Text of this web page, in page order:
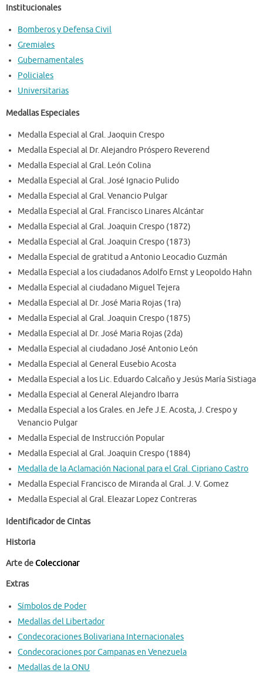
Institucionales
Bomberos y Defensa Civil
Gremiales
Gubernamentales
Policiales
Universitarias
Medallas Especiales
Medalla Especial al Gral. Jaoquin Crespo
Medalla Especial al Dr. Alejandro Próspero Reverend
Medalla Especial al Gral. León Colina
Medalla Especial al Gral. José Ignacio Pulido
Medalla Especial al Gral. Venancio Pulgar
Medalla Especial al Gral. Francisco Linares Alcántar
Medalla Especial al Gral. Joaquin Crespo (1872)
Medalla Especial al Gral. Joaquin Crespo (1873)
Medalla Especial de gratitud a Antonio Leocadio Guzmán
Medalla Especial a los ciudadanos Adolfo Ernst y Leopoldo Hahn
Medalla Especial al ciudadano Miguel Tejera
Medalla Especial al Dr. José Maria Rojas (1ra)
Medalla Especial al Gral. Joaquin Crespo (1875)
Medalla Especial al Dr. José Maria Rojas (2da)
Medalla Especial al ciudadano José Antonio León
Medalla Especial al General Eusebio Acosta
Medalla Especial a los Lic. Eduardo Calcaño y Jesús María Sistiaga
Medalla Especial al General Alejandro Ibarra
Medalla Especial a los Grales. en Jefe J.E. Acosta, J. Crespo y
Venancio Pulgar
Medalla Especial de Instrucción Popular
Medalla Especial al Gral. Joaquin Crespo (1884)
Medalla de la Aclamación Nacional para el Gral. Cipriano Castro
Medalla Especial Francisco de Miranda al Gral. J. V. Gomez
Medalla Especial al Gral. Eleazar Lopez Contreras
Identificador de Cintas
Historia
Arte deColeccionar
Extras
Símbolos de Poder
Medallas del Libertador
Condecoraciones Bolivariana Internacionales
Condecoraciones por Campanas en Venezuela
Medallas de la ONU